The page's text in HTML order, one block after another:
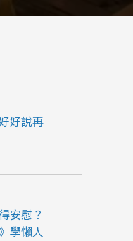
好說再
安慰？
學懶人